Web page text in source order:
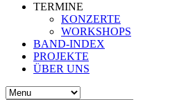
TERMINE
KONZERTE
WORKSHOPS
BAND-INDEX
PROJEKTE
ÜBER UNS